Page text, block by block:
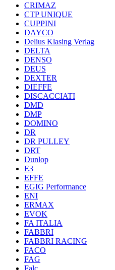
CRIMAZ
CTP UNIQUE
CUPPINI
DAYCO
Delius Klasing Verlag
DELTA
DENSO
DEUS
DEXTER
DIEFFE
DISCACCIATI
DMD
DMP
DOMINO
DR
DR PULLEY
DRT
Dunlop
E3
EFFE
EGIG Performance
ENI
ERMAX
EVOK
FA ITALIA
FABBRI
FABBRI RACING
FACO
FAG
Falc